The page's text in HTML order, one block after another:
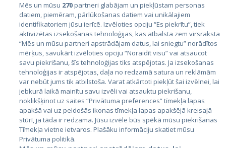
Valstis
Igaunija
Latvija
Lietuva
Mēs un mūsu 270partneri glabājam un piekļūstam personas
datiem, piemēram, pārlūkošanas datiem vai unikālajiem
identifikatoriem jūsu ierīcē. Izvēloties opciju “Es piekrītu”, tiek
aktivizētas izsekošanas tehnoloģijas, kas atbalsta zem virsraksta
“Mēs un mūsu partneri apstrādājam datus, lai sniegtu” norādītos
mērķus, savukārt izvēloties opciju “Noraidīt visu” vai atsaucot
savu piekrišanu, šīs tehnoloģijas tiks atspējotas. Ja izsekošanas
tehnoloģijas ir atspējotas, daļa no redzamā satura un reklāmām
var nebūt jums tik atbilstoša. Varat atkārtoti piekļūt šai izvēlnei, lai
jebkurā laikā mainītu savu izvēli vai atsauktu piekrišanu,
noklikšķinot uz saites “Privātuma preferences” tīmekļa lapas
apakšā vai uz peldošās ikonas tīmekļa lapas apakšējā kreisajā
stūrī, ja tāda ir redzama. Jūsu izvēle būs spēkā mūsu piekrišanas
Tīmekļa vietne ietvaros. Plašāku informāciju skatiet mūsu
Privātuma politikā.